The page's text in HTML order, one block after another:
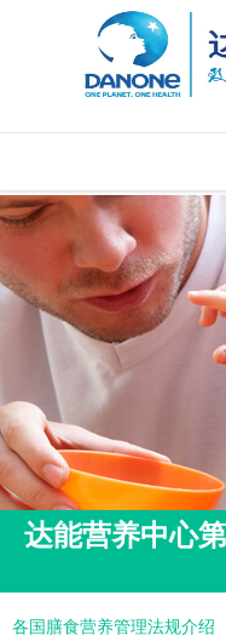
达能营养中心
各国膳食营养管理法规介绍